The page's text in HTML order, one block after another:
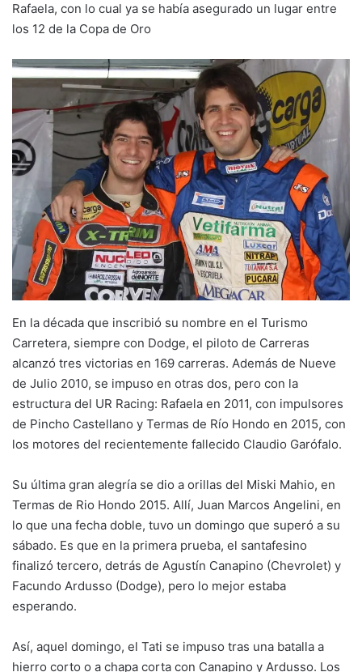
Rafaela, con lo cual ya se había asegurado un lugar entre
los 12 de la Copa de Oro
En la década que inscribió su nombre en el Turismo
Carretera, siempre con Dodge, el piloto de Carreras
alcanzó tres victorias en 169 carreras. Además de Nueve
de Julio 2010, se impuso en otras dos, pero con la
estructura del UR Racing: Rafaela en 2011, con impulsores
de Pincho Castellano y Termas de Río Hondo en 2015, con
los motores del recientemente fallecido Claudio Garófalo.
Su última gran alegría se dio a orillas del Miski Mahio, en
Termas de Rio Hondo 2015. Allí, Juan Marcos Angelini, en
lo que una fecha doble, tuvo un domingo que superó a su
sábado. Es que en la primera prueba, el santafesino
finalizó tercero, detrás de Agustín Canapino (Chevrolet) y
Facundo Ardusso (Dodge), pero lo mejor estaba
esperando.
Así, aquel domingo, el Tati se impuso tras una batalla a
hierro corto o a chapa corta con Canapino y Ardusso. Los